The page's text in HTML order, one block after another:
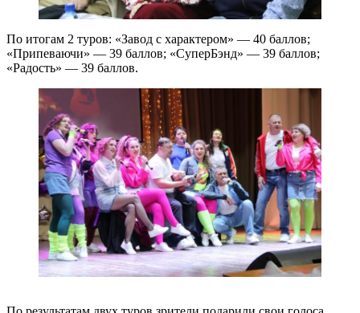
По итогам 2 туров: «Завод с характером» — 40 баллов;
«Припеваючи» — 39 баллов; «СуперБэнд» — 39 баллов;
«Радость» — 39 баллов.